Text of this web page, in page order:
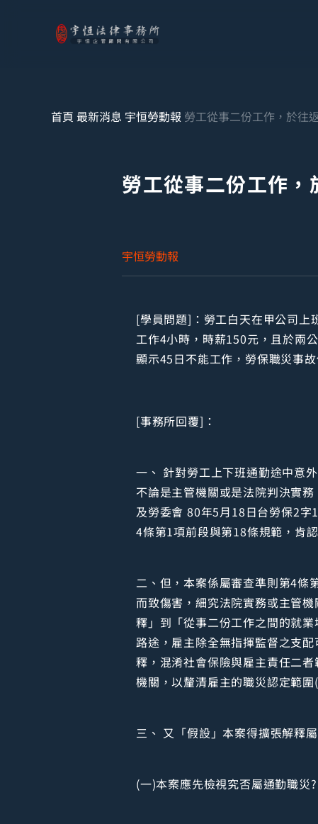
首頁 最新消息 宇恒勞動報 勞工從事二份工作，於往
勞工從事二份工作
宇恒勞動報
[學員問題]：勞工白天在甲公司上
工作4小時，時薪150元，且於兩
顯示45日不能工作，勞保職災事
[事務所回覆]：
一、 針對勞工上下班通勤途中意
不論是主管機關或是法院判決實
及勞委會 80年5月18日台勞保2字
4條第1項前段與第18條規範，肯
二、但，本案係屬審查準則第4條
而致傷害，細究法院實務或主管
釋」到「從事二份工作之間的就
路途，雇主除全無指揮監督之支
釋，混淆社會保險與雇主責任二
機關，以釐清雇主的職災認定範圍(
三、 又「假設」本案得擴張解釋
(一)本案應先檢視究否屬通勤職災?